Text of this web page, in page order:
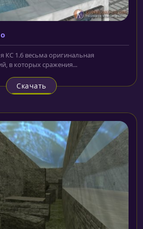
КС 1.6 весьма оригинальная
в которых сражения...
Скачать